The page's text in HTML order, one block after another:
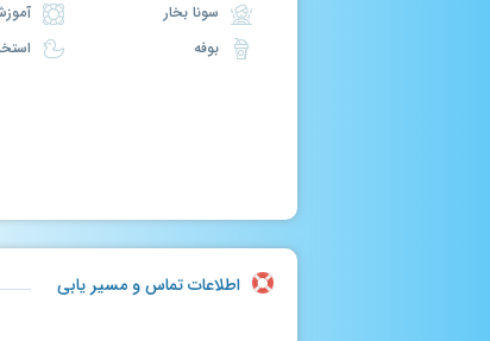
اطلاعات تماس و مسیر یابی